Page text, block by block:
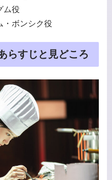
ム役
・ボンシク役
らすじと見どころ